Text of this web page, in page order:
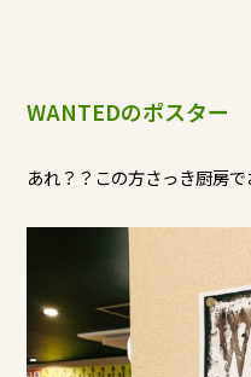
WANTEDのポスター
あれ？？この方さっき厨房